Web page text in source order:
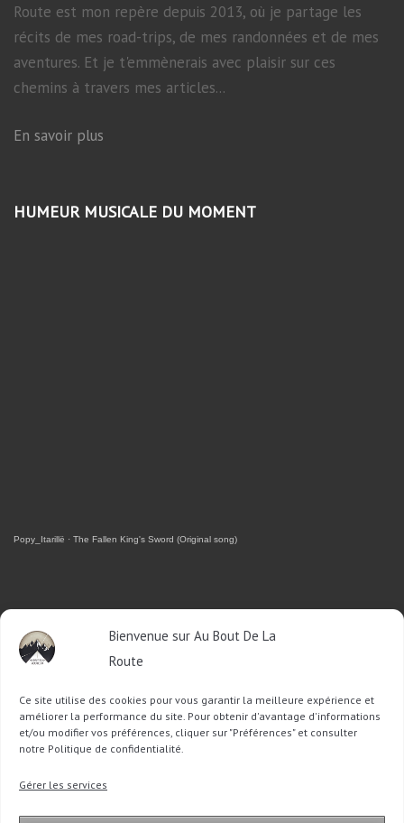
Bienvenue sur Au Bout De La
Route
Ce site utilise des cookies pour vous garantir la meilleure expérience et
améliorer la performance du site. Pour obtenir d'avantage d'informations
et/ou modifier vos préférences, cliquer sur "Préférences" et consulter
notre Politique de confidentialité.
Gérer les services
Route est mon repère depuis 2013, où je partage les
récits de mes road-trips, de mes randonnées et de mes
aventures. Et je t'emmènerais avec plaisir sur ces
chemins à travers mes articles...
En savoir plus
HUMEUR MUSICALE DU MOMENT
Popy_Itarillë · The Fallen King's Sword (Original song)
RETROUVEZ-MOI SUR FACEBOOK
OU SUR TWITTER
Follow @Sophie_ABDLRTweet to @Sophie_ABDLR